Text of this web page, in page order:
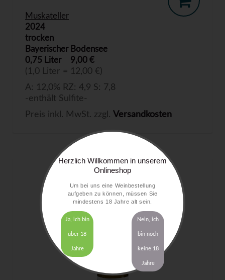
Muskateller
2024
trocken
Bayerischer Bodensee
0,75 Liter
9,00 €
(1,0 Liter = 12,00 €)
A: 12,0% RZ: 4,9 S: 7,8
-enthält Sulfite-
Preis inkl. MwSt. zzgl. Versandkosten
Herzlich Willkommen in unserem
Onlineshop
Um bei uns eine Weinbestellung
aufgeben zu können, müssen Sie
mindestens 18 Jahre alt sein.
Ja, ich bin
über 18
Jahre
Nein, ich
bin noch
keine 18
Jahre